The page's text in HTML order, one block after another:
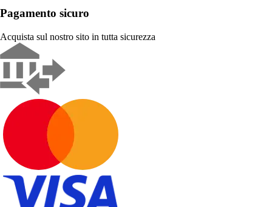
Pagamento sicuro
Acquista sul nostro sito in tutta sicurezza